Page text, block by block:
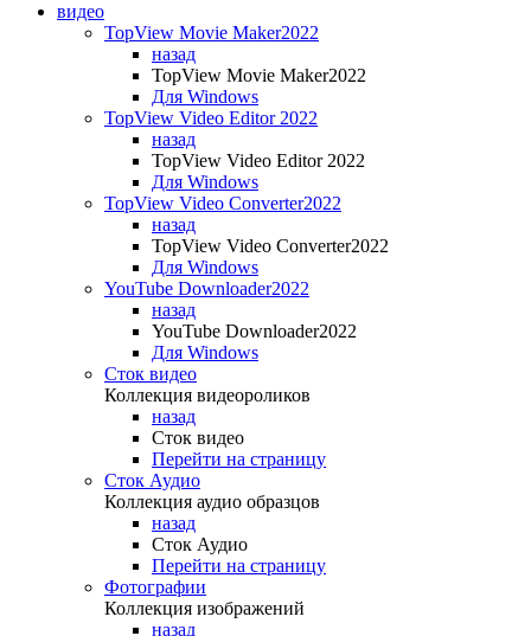
видео
TopView Movie Maker2022
назад
TopView Movie Maker2022
Для Windows
TopView Video Editor 2022
назад
TopView Video Editor 2022
Для Windows
TopView Video Converter2022
назад
TopView Video Converter2022
Для Windows
YouTube Downloader2022
назад
YouTube Downloader2022
Для Windows
Сток видео
Коллекция видеороликов
назад
Сток видео
Перейти на страницу
Сток Аудио
Коллекция аудио образцов
назад
Сток Аудио
Перейти на страницу
Фотографии
Коллекция изображений
назад